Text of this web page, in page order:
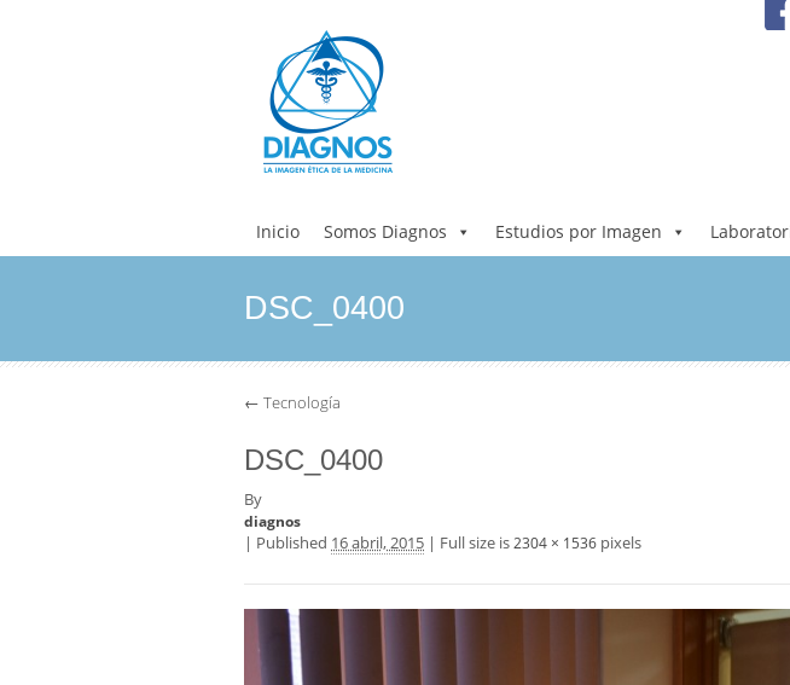
Inicio Somos Diagnos Estudios por Imagen
DSC_0400
← Tecnología
DSC_0400
By
diagnos
| Published 16 abril, 2015 | Full size is2304 × 1536 pixels